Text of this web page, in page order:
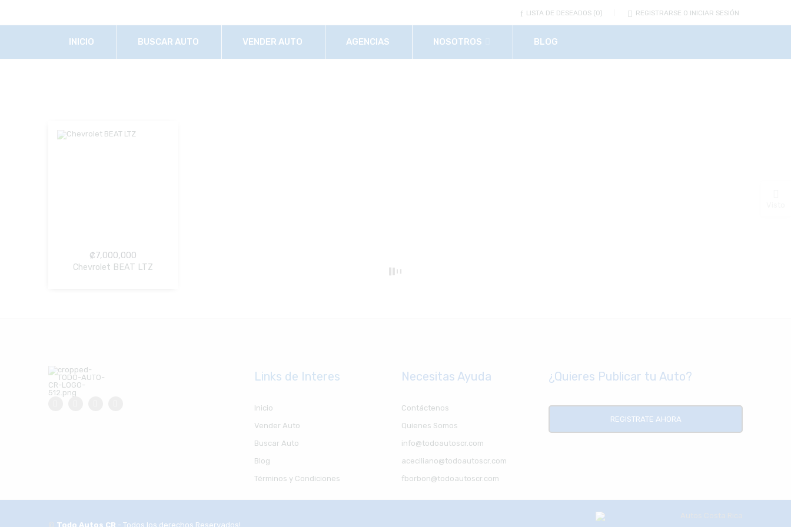
LISTA DE DESEADOS 0 REGISTRARSE O INICIAR SESIÓN
INICIO BUSCAR AUTO VENDER AUTO AGENCIAS NOSOTROS BLOG
₡7,000,000
Chevrolet BEAT LTZ
Links de Interes
Inicio
Vender Auto
Buscar Auto
Blog
Términos y Condiciones
Necesitas Ayuda
Contáctenos
Quienes Somos
info@todoautoscr.com
aceciliano@todoautoscr.com
fborbon@todoautoscr.com
¿Quieres Publicar tu Auto?
REGISTRATE AHORA
Todo Autos CR - Todos los derechos Reservados!